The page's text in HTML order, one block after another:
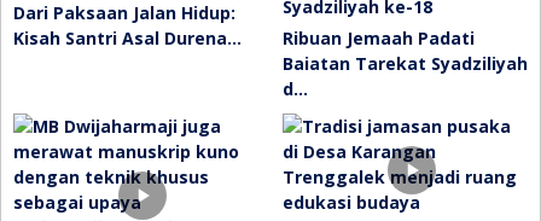
Dari Paksaan Jalan Hidup:
Kisah Santri Asal Durena…
Ribuan Jemaah Padati
Baiatan Tarekat Syadziliyah
d…